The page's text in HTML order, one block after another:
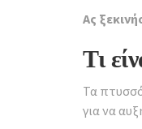
Ας
Τι
Τα
για να